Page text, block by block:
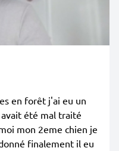
en forêt j'ai eu un
été mal traité
mon 2eme chien je
finalement il eu